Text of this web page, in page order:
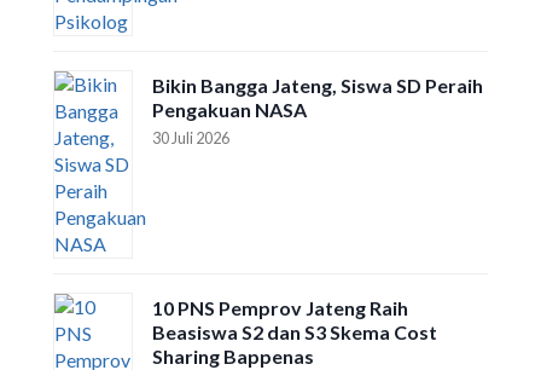
Bikin Bangga Jateng, Siswa SD Peraih
Pengakuan NASA
30 Juli 2026
10 PNS Pemprov Jateng Raih
Beasiswa S2 dan S3 Skema Cost
Sharing Bappenas